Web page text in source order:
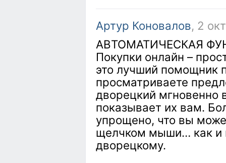
Артур Коновалов, 2
АВТОМАТИЧЕСКАЯ
Покупки онлайн –
это лучший помощник
просматриваете
дворецкий мгновенно
показывает их вам.
упрощено, что вы
щелчком мыши… как и
дворецкому.